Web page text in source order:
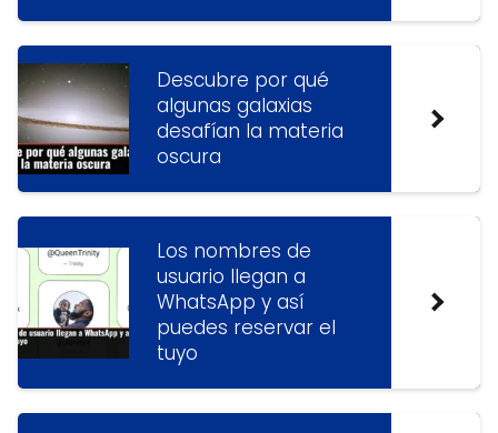
Descubre por qué
algunas galaxias
desafían la materia
oscura
Los nombres de
usuario llegan a
WhatsApp y así
puedes reservar el
tuyo